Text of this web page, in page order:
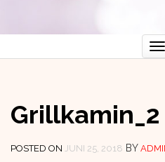
Grillkamin_2
POSTED ON JUNI 25, 2018 BY